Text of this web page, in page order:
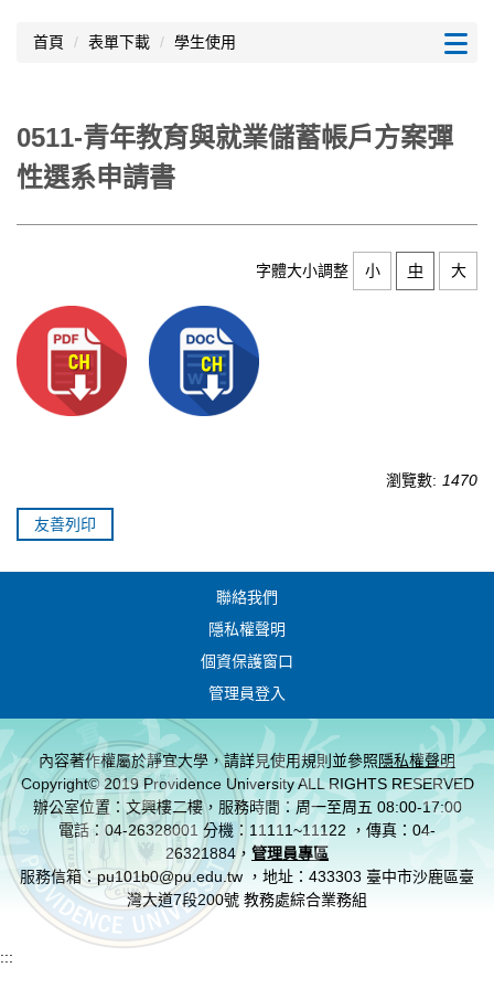
容
首頁 表單下載 學生使用
0511-青年教育與就業儲蓄帳戶方案彈
性選系申請書
字體大小調整 小 中 大
瀏覽數: 1470
友善列印
聯絡我們
隱私權聲明
個資保護窗口
管理員登入
內容著作權屬於靜宜大學，請詳見使用規則並參照隱私權聲明
Copyright© 2019 Providence University ALL RIGHTS RESERVED
辦公室位置：文興樓二樓，服務時間：周一至周五 08:00-17:00
電話：04-26328001 分機：11111~11122 ，傳真：04-
26321884， 管理員專區
服務信箱：pu101b0@pu.edu.tw ，地址：433303 臺中市沙鹿區臺
灣大道7段200號 教務處綜合業務組
:::